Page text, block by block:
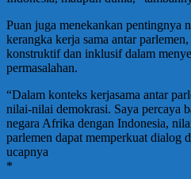
Puan juga menekankan pentingnya
kerangka kerja sama antar
konstruktif dan inklusif dalam
permasalahan.
“Dalam konteks kerjasama antar
nilai-nilai demokrasi. Saya percaya
negara Afrika dengan Indonesia,
parlemen dapat memperkuat dialog
ucapnya
*